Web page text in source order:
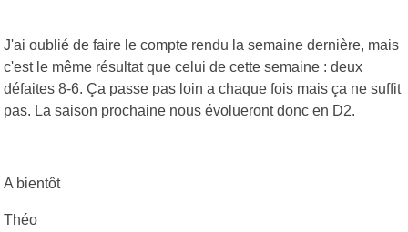
J'ai oublié de faire le compte rendu la semaine dernière, mais
c'est le même résultat que celui de cette semaine : deux
défaites 8-6. Ça passe pas loin a chaque fois mais ça ne suffit
pas. La saison prochaine nous évolueront donc en D2.
A bientôt
Théo